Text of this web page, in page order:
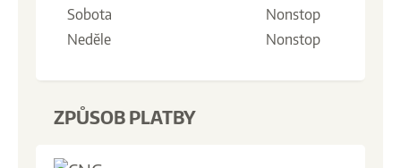
Sobota
Nonstop
Neděle
Nonstop
ZPŮSOB PLATBY